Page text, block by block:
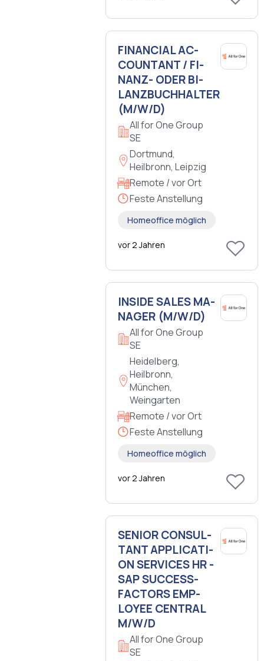
FI­NAN­CIAL AC­
COUN­TANT / FI­
NANZ- ODER BI­
LANZ­BUCH­HAL­TER
(M/W/D)
All for One Group
SE
Dortmund,
Heilbronn, Leipzig
Remote / vor Ort
Feste Anstellung
Homeoffice möglich
vor 2 Jahren
IN­SI­DE SALES MA­
NA­GER (M/W/D)
All for One Group
SE
Heidelberg,
Heilbronn,
München,
Weingarten
Remote / vor Ort
Feste Anstellung
Homeoffice möglich
vor 2 Jahren
SE­NI­OR CON­SUL­
TANT AP­PLI­CA­TI­
ON SER­VICES HR -
SAP SUC­CESS­
FAC­TORS EM­P­
LOYEE CEN­TRAL
M/W/D
All for One Group
SE